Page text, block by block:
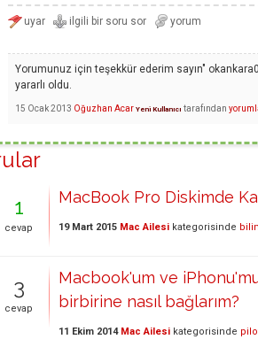
Yorumunuz için teşekkür ederim sayın"
yararlı oldu.
15 Ocak 2013 Oğuzhan Acar Yeni Kullanıcı tarafından
1
cevap
MacBook Pro Diskimde
19 Mart 2015 Mac Ailesi kategorisinde
3
cevap
Macbook'um ve
birbirine nasıl bağlarım?
11 Ekim 2014 Mac Ailesi kategorisinde